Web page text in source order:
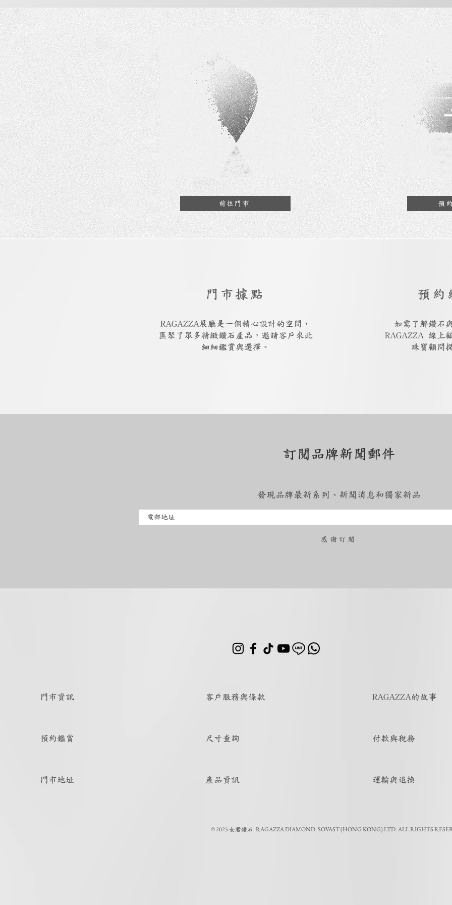
前往門市 預
門市據點
RAGAZZA展廳是一個精心設計的空間，
匯聚了眾多精緻鑽石產品，邀請客戶來此
細細鑑賞與選擇。
預約
如需了解鑽石
RAGAZZA 線上
珠寶顧問
訂閱品牌新聞郵件
發現品牌最新系列、新聞消息和獨家新品
​感謝訂閱
門市資訊
預約鑑賞
門市地址
客戶服務與條款
尺寸查詢
產品資訊
RAGAZZA的故事
付款與稅務
運輸與退換
© 2025 女君鑽石.RAGAZZA DIAMOND. SOVAST (HONG KONG) LTD. ALL RIGHTS